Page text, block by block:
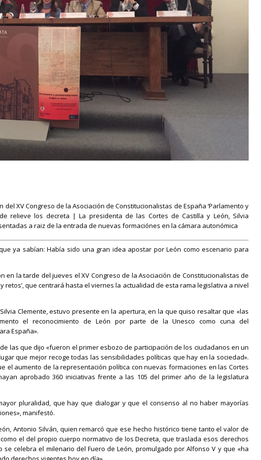
XV Congreso de la Asociación de Constitucionalistas de España ‘Parlamento y
relieve los decreta | La presidenta de las Cortes de Castilla y León, Silvia
a raiz de la entrada de nuevas formaciónes en la cámara autonómica
ya sabían: Había sido una gran idea apostar por León como escenario para
la tarde del jueves el XV Congreso de la Asociación de Constitucionalistas de
retos’, que centrará hasta el viernes la actualidad de esta rama legislativa a nivel
Clemente, estuvo presente en la apertura, en la que quiso resaltar que «las
el reconocimiento de León por parte de la Unesco como cuna del
España».
las que dijo «fueron el primer esbozo de participación de los ciudadanos en un
que mejor recoge todas las sensibilidades políticas que hay en la sociedad».
el aumento de la representación política con nuevas formaciones en las Cortes
aprobado 360 iniciativas frente a las 105 del primer año de la legislatura
pluralidad, que hay que dialogar y que el consenso al no haber mayorías
manifestó.
Antonio Silván, quien remarcó que ese hecho histórico tiene tanto el valor de
el del propio cuerpo normativo de los Decreta, que traslada esos derechos
celebra el milenario del Fuero de León, promulgado por Alfonso V y que «ha